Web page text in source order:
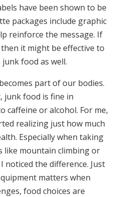
have been shown to be
packages include graphic
reinforce the message. If
it might be effective to
food as well.
part of our bodies.
junk food is fine in
or alcohol. For me,
realizing just how much
Especially when taking
like mountain climbing or
noticed the difference. Just
matters when
food choices are